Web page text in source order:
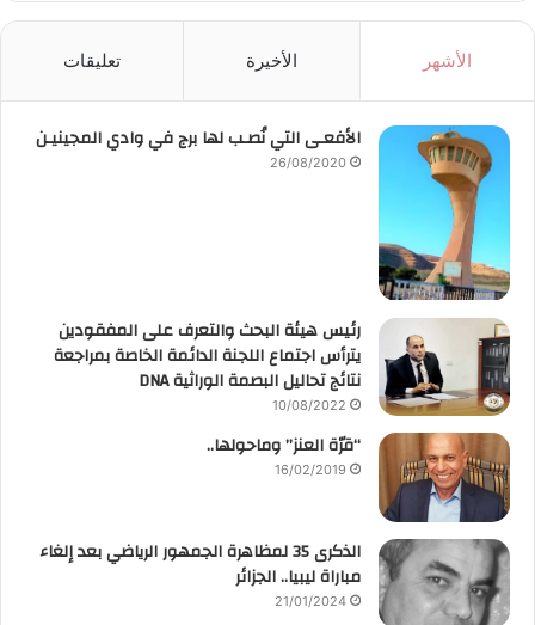
الأشهر الأخيرة تعليقات
الأفعـى التي نُصـب لها برج في وادي المجينيـن
26/08/2020
رئيس هيئة البحث والتعرف على المفقودين
يترأس اجتماع اللجنة الدائمة الخاصة بمراجعة
نتائج تحاليل البصمة الوراثية DNA
10/08/2022
“قرّة العنز” وماحولها..
16/02/2019
الذكرى 35 لمظاهرة الجمهور الرياضي بعد إلغاء
مباراة ليبيا.. الجزائر
21/01/2024